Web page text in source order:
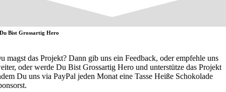
Du Bist Grossartig Hero
magst das Projekt? Dann gib uns ein Feedback, oder empfehle uns
oder werde Du Bist Grossartig Hero und unterstütze das Projekt
Du uns via PayPal jeden Monat eine Tasse Heiße Schokolade